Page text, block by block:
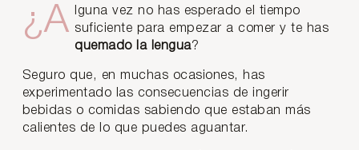
¿Alguna vez no has esperado el tiempo suficiente para empezar a comer y te has
quemado la lengua?
Seguro que, en muchas ocasiones, has
experimentado las consecuencias de ingerir
bebidas o comidas sabiendo que estaban más
calientes de lo que puedes aguantar.